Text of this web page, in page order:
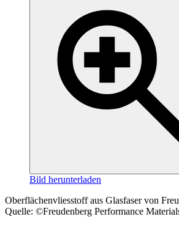
Bild herunterladen
Oberflächenvliesstoff aus Glasfaser von
Quelle: ©Freudenberg Performance